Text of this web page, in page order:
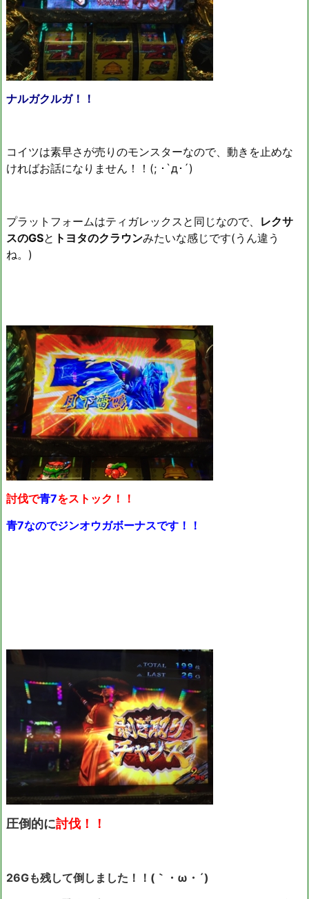
ナルガクルガ！！
コイツは素早さが売りのモンスターなので、動きを止めな
ければお話になりません！！(; ･`д･´)
プラットフォームはティガレックスと同じなので、 レクサ
スのGSと トヨタのクラウンみたいな感じです(うん違う
ね。)
討伐で青7をストック！！
青7なのでジンオウガボーナスです！！
圧倒的に討伐！！
26Gも残して倒しました！！(｀・ω・´)ゞ